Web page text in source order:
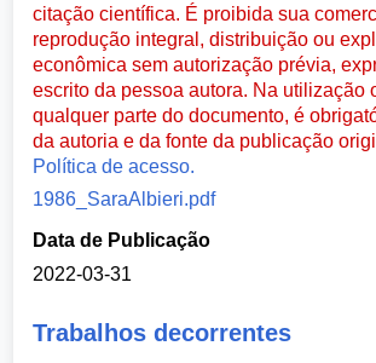
citação científica. É proibida sua
reprodução integral, distribuição ou
econômica sem autorização prévia,
escrito da pessoa autora. Na utilização
qualquer parte do documento, é
da autoria e da fonte da publicação
Política de acesso.
1986_SaraAlbieri.pdf
Data de Publicação
2022-03-31
Trabalhos decorrentes